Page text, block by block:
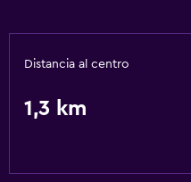
Distancia al centro
1,3 km